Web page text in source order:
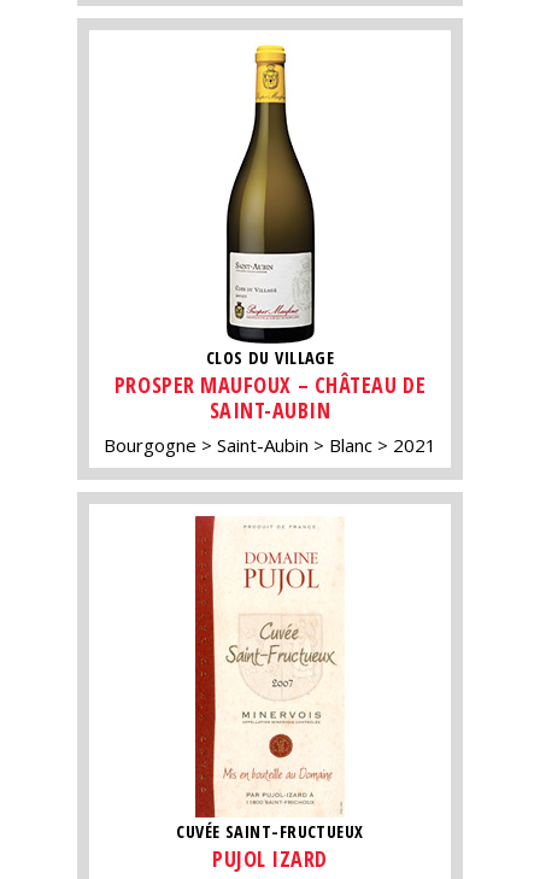
CLOS DU VILLAGE
PROSPER MAUFOUX – CHÂTEAU DE
SAINT-AUBIN
Bourgogne Saint-Aubin Blanc 2021
CUVÉE SAINT-FRUCTUEUX
PUJOL IZARD